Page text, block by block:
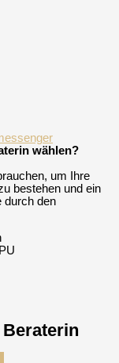
wählen?
um Ihre
bestehen und ein
durch den
Beraterin